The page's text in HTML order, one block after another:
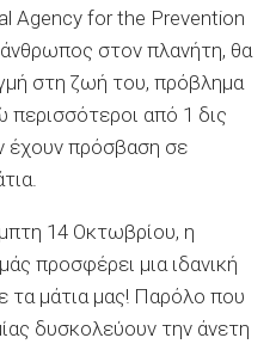
Agency for the Prevention
στον πλανήτη, θα
στη ζωή του, πρόβλημα
περισσότεροι από 1 δις
έχουν πρόσβαση σε
14 Οκτωβρίου, η
προσφέρει μια ιδανική
τα μάτια μας! Παρόλο που
δυσκολεύουν την άνετη